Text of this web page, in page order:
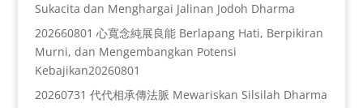
Sukacita dan Menghargai Jalinan Jodoh Dharma
202660801 心寬念純展良能 Berlapang Hati, Berpikiran
Murni, dan Mengembangkan Potensi
Kebajikan20260801
20260731 代代相承傳法脈 Mewariskan Silsilah Dharma